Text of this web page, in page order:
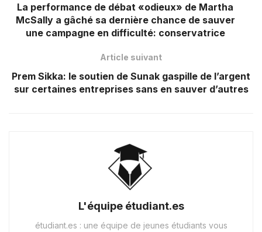
La performance de débat «odieux» de Martha
McSally a gâché sa dernière chance de sauver
une campagne en difficulté: conservatrice
Article suivant
Prem Sikka: le soutien de Sunak gaspille de l’argent
sur certaines entreprises sans en sauver d’autres
L'équipe étudiant.es
étudiant.es : une équipe de jeunes étudiants vous